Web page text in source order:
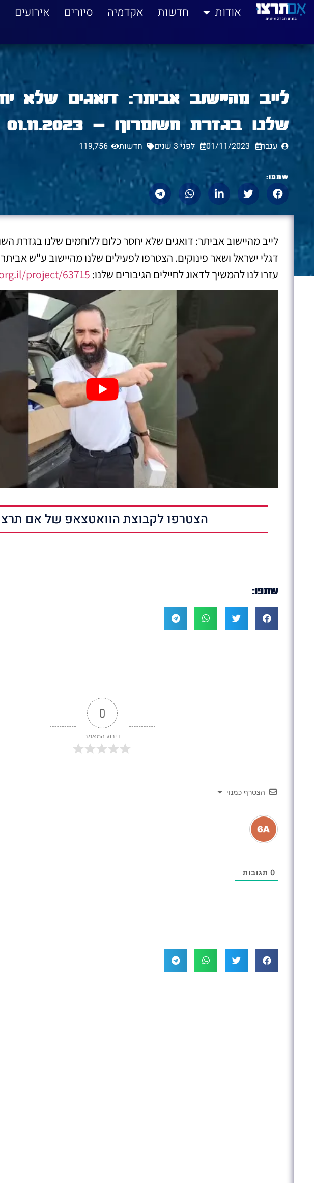
לתוכן אודות חדשות אקדמיה סיורים אירועים
לייב מהיישוב אביתר: דואגים שלא
שלנו בגזרת השומרון! – 01.11.2023
ענבר 01/11/2023 לפני 3 שנים חדשות 119,756
שתפו:
לייב מהיישוב אביתר: דואגים שלא יחסר כלום ללוחמים שלנו בגזרת
דגלי ישראל ושאר פינוקים. הצטרפו לפעילים שלנו מהיישוב ע"ש
עזרו לנו להמשיך לדאוג לחיילים הגיבורים שלנו: project/63715/
הצטרפו לקבוצת הוואטצאפ של אם
שתפו:
0
דירוג המאמר
הצטרף כמנוי
0 תגובות